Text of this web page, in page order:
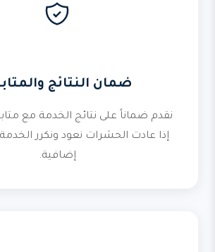
ضمان النتائج
نقدم ضماناً على نتائج الخدمة مع
إذا عادت الحشرات نعود ونكرر
إضافية.